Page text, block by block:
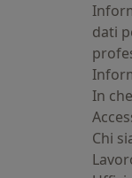
dati
In
Chi